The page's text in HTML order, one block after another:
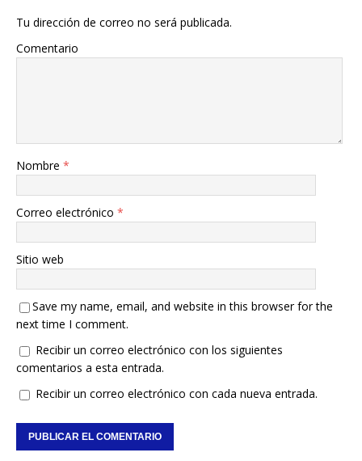
Tu dirección de correo no será publicada.
Comentario
Nombre *
Correo electrónico *
Sitio web
Save my name, email, and website in this browser for the
next time I comment.
Recibir un correo electrónico con los siguientes
comentarios a esta entrada.
Recibir un correo electrónico con cada nueva entrada.